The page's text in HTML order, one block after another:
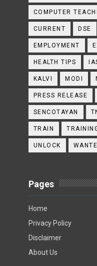
COMPUTER
CURRENT DSE
EMPLOYMENT
HEALTH TIPS
KALVI MODI
PRESS RELEASE
SENCOTAYAN
TRAIN
UNLOCK
Pages
Home
Privacy Policy
Disclaimer
About Us